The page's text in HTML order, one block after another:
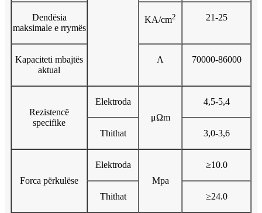
Dendësia
maksimale e rrymës
KA/cm2 21-25
Kapaciteti mbajtës
aktual
A 70000-86000
Rezistencë
specifike
Elektroda
μΩm
4,5-5,4
Thithat 3,0-3,6
Forca përkulëse
Elektroda
Mpa
≥10.0
Thithat ≥24.0